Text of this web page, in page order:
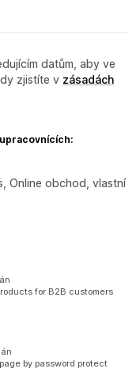
datům, aby ve
zjistíte v zásadách
Online obchod, vlastní
for B2B customers
by password protect